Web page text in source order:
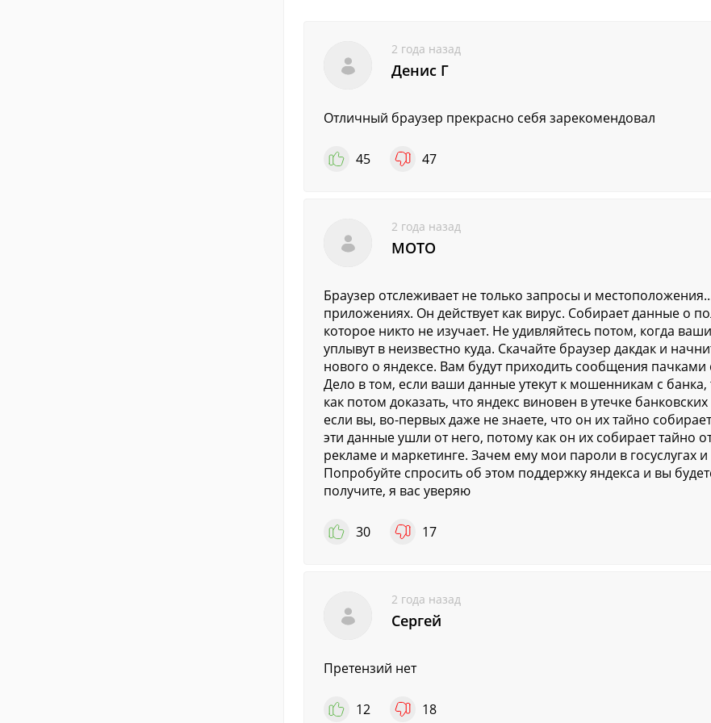
2 года назад
Денис Г
Отличный браузер прекрасно себя зарекомендовал
45 47
2 года назад
МОТО
Браузер отслеживает не только запросы и
приложениях. Он действует как вирус. Собирает данные о
которое никто не изучает. Не удивляйтесь потом, когда
уплывут в неизвестно куда. Скачайте браузер дакдак и
нового о яндексе. Вам будут приходить сообщения пачками
Дело в том, если ваши данные утекут к мошенникам с банка,
как потом доказать, что яндекс виновен в утечке
если вы, во-первых даже не знаете, что он их тайно
эти данные ушли от него, потому как он их собирает тайно
рекламе и маркетинге. Зачем ему мои пароли в госуслугах
Попробуйте спросить об этом поддержку яндекса и вы
получите, я вас уверяю
30 17
2 года назад
Сергей
Претензий нет
12 18